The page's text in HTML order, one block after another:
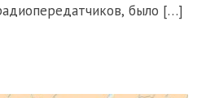
было […]